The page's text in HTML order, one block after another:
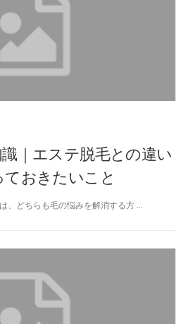
｜エステ脱毛との違い
おきたいこと
、どちらも毛の悩みを解消する方 …